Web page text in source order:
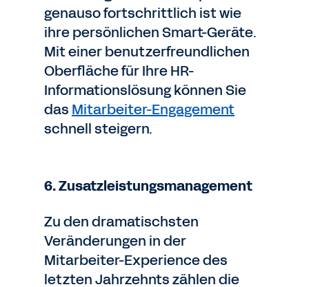
genauso fortschrittlich ist wie
ihre persönlichen Smart-Geräte.
Mit einer benutzerfreundlichen
Oberfläche für Ihre HR-
Informationslösung können Sie
das Mitarbeiter-Engagement
schnell steigern.
6. Zusatzleistungsmanagement
Zu den dramatischsten
Veränderungen in der
Mitarbeiter-Experience des
letzten Jahrzehnts zählen die